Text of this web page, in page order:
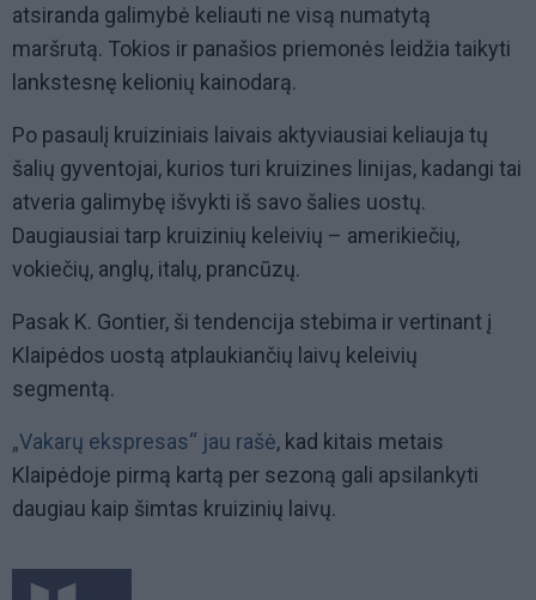
atsiranda galimybė keliauti ne visą numatytą
maršrutą. Tokios ir panašios priemonės leidžia taikyti
lankstesnę kelionių kainodarą.
Po pasaulį kruiziniais laivais aktyviausiai keliauja tų
šalių gyventojai, kurios turi kruizines linijas, kadangi tai
atveria galimybę išvykti iš savo šalies uostų.
Daugiausiai tarp kruizinių keleivių – amerikiečių,
vokiečių, anglų, italų, prancūzų.
Pasak K. Gontier, ši tendencija stebima ir vertinant į
Klaipėdos uostą atplaukiančių laivų keleivių
segmentą.
„Vakarų ekspresas“ jau rašė, kad kitais metais
Klaipėdoje pirmą kartą per sezoną gali apsilankyti
daugiau kaip šimtas kruizinių laivų.